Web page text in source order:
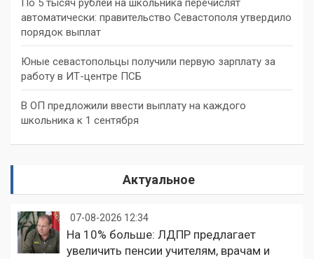
По 5 тысяч рублей на школьника перечислят
автоматически: правительство Севастополя утвердило
порядок выплат
Юные севастопольцы получили первую зарплату за
работу в ИТ-центре ПСБ
В ОП предложили ввести выплату на каждого
школьника к 1 сентября
Актуальное
07-08-2026 12:34
На 10% больше: ЛДПР предлагает
увеличить пенсии учителям, врачам и